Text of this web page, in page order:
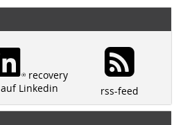
recovery
auf Linkedin
rss-feed